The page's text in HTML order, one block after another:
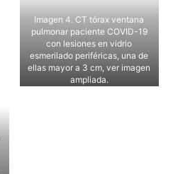
inferior derecho VE con
engrosamiento intersticial y
tendencia a la consolidación.
Score CT probable moderado-
severo.
Imagen 4. CT tórax ventana
pulmonar paciente COVID-19
con lesiones en vidrio
esmerilado periféricas, una de
ellas mayor a 3 cm, ver imagen
ampliada.